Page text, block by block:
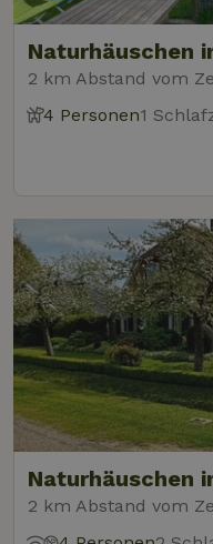
Naturhäuschen
2 km Abstand vom
4 Personen1
Naturhäuschen
2 km Abstand vom